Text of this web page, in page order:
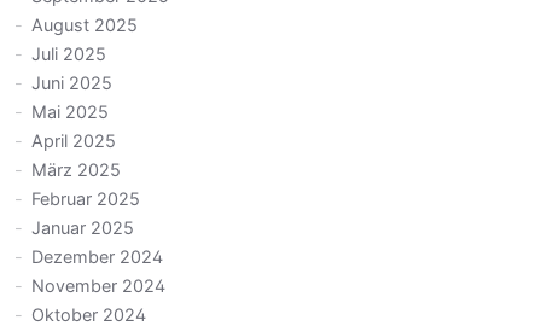
August 2025
Juli 2025
Juni 2025
Mai 2025
April 2025
März 2025
Februar 2025
Januar 2025
Dezember 2024
November 2024
Oktober 2024